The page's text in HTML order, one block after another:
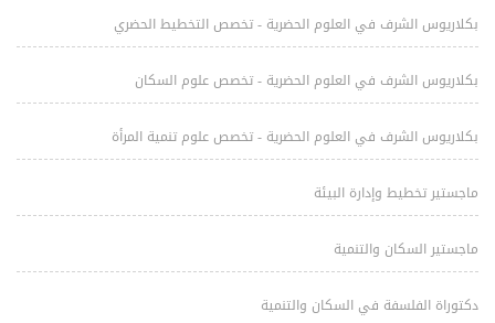
بكلاريوس الشرف في العلوم الحضرية - تخصص التخطيط الحضري
بكلاريوس الشرف في العلوم الحضرية - تخصص علوم السكان
بكلاريوس الشرف في العلوم الحضرية - تخصص علوم تنمية المرأة
ماجستير تخطيط وإدارة البيئة
ماجستير السكان والتنمية
دكتوراة الفلسفة في السكان والتنمية